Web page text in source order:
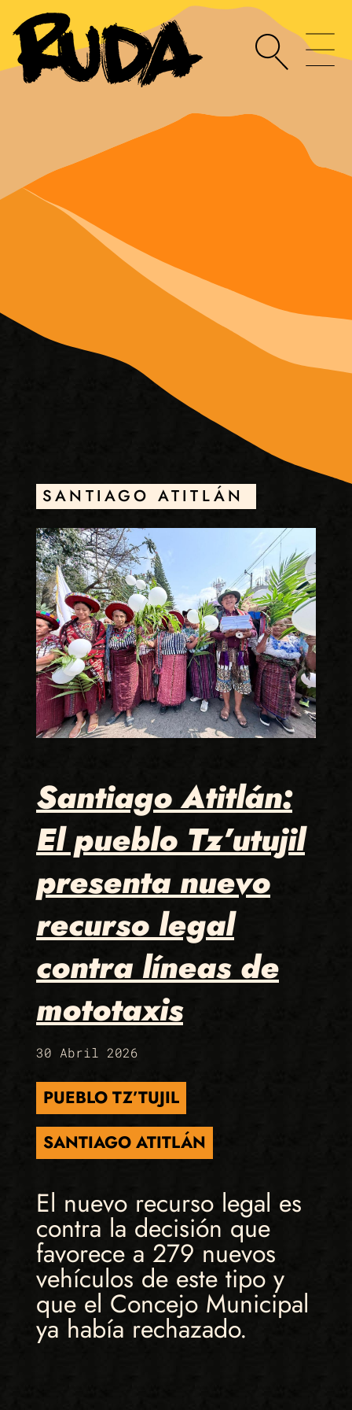
SANTIAGO ATITLÁN
Santiago Atitlán:
El pueblo Tz’utujil
presenta nuevo
recurso legal
contra líneas de
mototaxis
30 Abril 2026
PUEBLO TZ’TUJIL
SANTIAGO ATITLÁN
El nuevo recurso legal es
contra la decisión que
favorece a 279 nuevos
vehículos de este tipo y
que el Concejo Municipal
ya había rechazado.